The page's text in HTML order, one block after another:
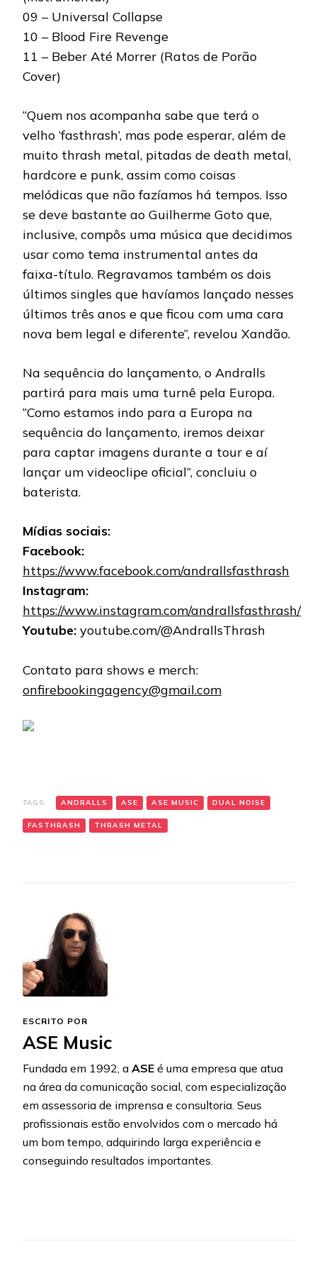
09 – Universal Collapse
10 – Blood Fire Revenge
11 – Beber Até Morrer (Ratos de Porão
Cover)
“Quem nos acompanha sabe que terá o
velho ‘fasthrash’, mas pode esperar, além de
muito thrash metal, pitadas de death metal,
hardcore e punk, assim como coisas
melódicas que não fazíamos há tempos. Isso
se deve bastante ao Guilherme Goto que,
inclusive, compôs uma música que decidimos
usar como tema instrumental antes da
faixa-título. Regravamos também os dois
últimos singles que havíamos lançado nesses
últimos três anos e que ficou com uma cara
nova bem legal e diferente”, revelou Xandão.
Na sequência do lançamento, o Andralls
partirá para mais uma turnê pela Europa.
“Como estamos indo para a Europa na
sequência do lançamento, iremos deixar
para captar imagens durante a tour e aí
lançar um videoclipe oficial”, concluiu o
baterista.
Mídias sociais:
Facebook:
https://www.facebook.com/andrallsfasthrash
Instagram:
https://www.instagram.com/andrallsfasthrash/
Youtube: youtube.com/@AndrallsThrash
Contato para shows e merch:
onfirebookingagency@gmail.com
TAGS: ANDRALLS ASE ASE MUSIC DUAL NOISE
FASTHRASH THRASH METAL
ESCRITO POR
ASE Music
Fundada em 1992, a ASE é uma empresa que atua
na área da comunicação social, com especialização
em assessoria de imprensa e consultoria. Seus
profissionais estão envolvidos com o mercado há
um bom tempo, adquirindo larga experiência e
conseguindo resultados importantes.